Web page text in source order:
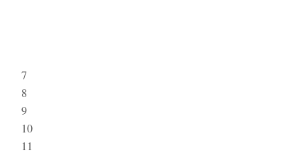
7
8
9
10
11